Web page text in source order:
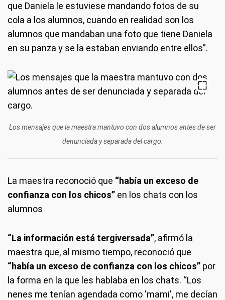
que Daniela le estuviese mandando fotos de su
cola a los alumnos, cuando en realidad son los
alumnos que mandaban una foto que tiene Daniela
en su panza y se la estaban enviando entre ellos”.
Los mensajes que la maestra mantuvo con dos alumnos antes de ser
denunciada y separada del cargo.
La maestra reconoció que “había un exceso de
confianza con los chicos” en los chats con los
alumnos
“La información está tergiversada”, afirmó la
maestra que, al mismo tiempo, reconoció que
“había un exceso de confianza con los chicos” por
la forma en la que les hablaba en los chats. “Los
nenes me tenían agendada como 'mami', me decían